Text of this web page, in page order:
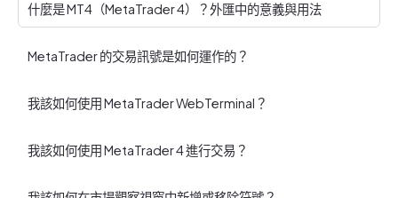
什麼是 MT4（MetaTrader 4）？外匯中的意義與用法
MetaTrader 的交易訊號是如何運作的？
我該如何使用 MetaTrader WebTerminal？
我該如何使用 MetaTrader 4 進行交易？